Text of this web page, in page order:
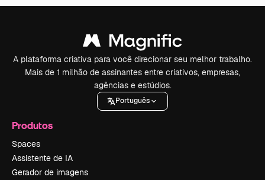
A plataforma criativa para você direcionar seu melhor trabalho.
Mais de 1 milhão de assinantes entre criativos, empresas,
agências e estúdios.
Português
Produtos
Spaces
Assistente de IA
Gerador de imagens